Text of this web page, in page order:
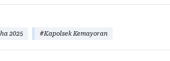
2025 #Kapolsek Kemayoran